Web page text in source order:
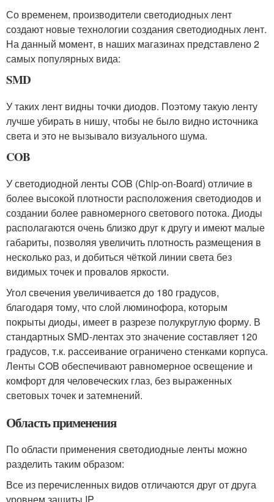
Со временем, производители светодиодных лент
создают новые технологии создания светодиодных лент.
На данный момент, в наших магазинах представлено 2
самых популярных вида:
SMD
У таких лент видны точки диодов. Поэтому такую ленту
лучше убирать в нишу, чтобы не было видно источника
света и это не вызывало визуального шума.
COB
У светодиодной ленты COB (Chip-on-Board) отличие в
более высокой плотности расположения светодиодов и
создании более равномерного светового потока. Диоды
располагаются очень близко друг к другу и имеют малые
габариты, позволяя увеличить плотность размещения в
несколько раз, и добиться чёткой линии света без
видимых точек и провалов яркости.
Угол свечения увеличивается до 180 градусов,
благодаря тому, что слой люминофора, которым
покрыты диоды, имеет в разрезе полукруглую форму. В
стандартных SMD-лентах это значение составляет 120
градусов, т.к. рассеивание ограничено стенками корпуса.
Ленты COB обеспечивают равномерное освещение и
комфорт для человеческих глаз, без выраженных
световых точек и затемнений.
Область применения
По области применения светодиодные ленты можно
разделить таким образом:
Все из перечисленных видов отличаются друг от друга